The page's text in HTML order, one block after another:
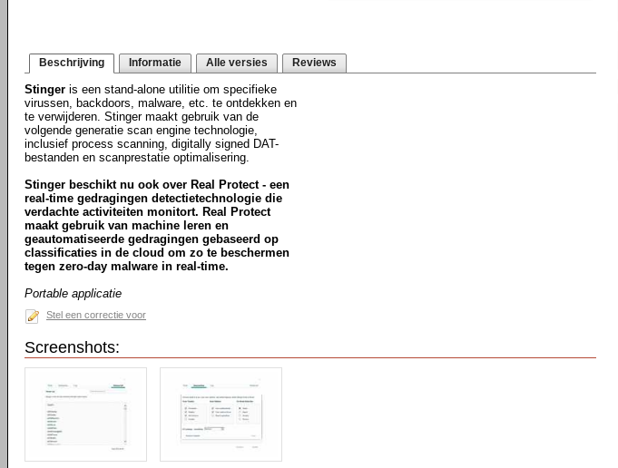
Beschrijving Informatie Alle versies Reviews
Stinger is een stand-alone utilitie om specifieke
virussen, backdoors, malware, etc. te ontdekken en
te verwijderen. Stinger maakt gebruik van de
volgende generatie scan engine technologie,
inclusief process scanning, digitally signed DAT-
bestanden en scanprestatie optimalisering.
Stinger beschikt nu ook over Real Protect - een
real-time gedragingen detectietechnologie die
verdachte activiteiten monitort. Real Protect
maakt gebruik van machine leren en
geautomatiseerde gedragingen gebaseerd op
classificaties in de cloud om zo te beschermen
tegen zero-day malware in real-time.
Portable applicatie
Stel een correctie voor
Screenshots: